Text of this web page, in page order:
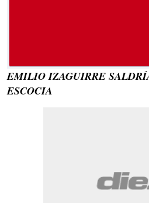
EMILIO IZAGUIRRE
ESCOCIA